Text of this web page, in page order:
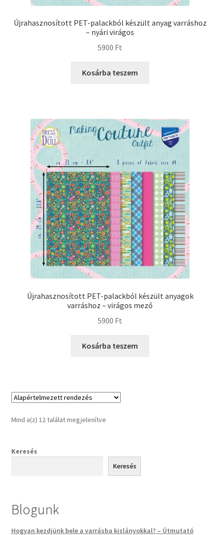
Újrahasznosított PET-palackból készült anyag varráshoz
– nyári virágos
5900 Ft
Kosárba teszem
Újrahasznosított PET-palackból készült anyagok
varráshoz – virágos mező
5900 Ft
Kosárba teszem
Mind a(z) 12 találat megjelenítve
Keresés
Keresés
Blogunk
Hogyan kezdjünk bele a varrásba kislányokkal? – Útmutató